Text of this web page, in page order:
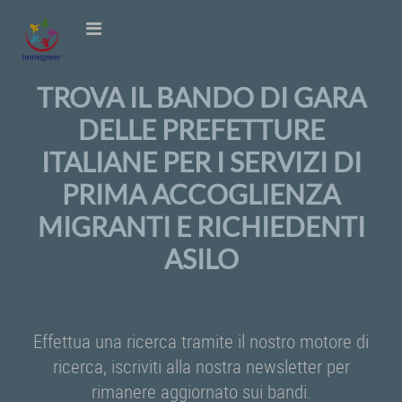
TROVA IL BANDO DI GARA
DELLE PREFETTURE
ITALIANE PER I SERVIZI DI
PRIMA ACCOGLIENZA
MIGRANTI E RICHIEDENTI
ASILO
Effettua una ricerca tramite il nostro motore di
ricerca, iscriviti alla nostra newsletter per
rimanere aggiornato sui bandi.